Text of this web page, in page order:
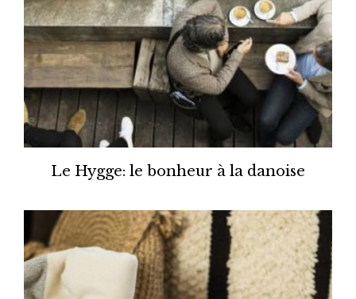
Le Hygge: le bonheur à la danoise